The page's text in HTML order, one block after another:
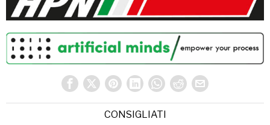
CONSIGLIATI